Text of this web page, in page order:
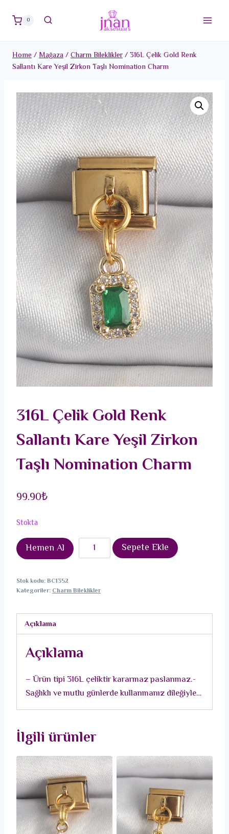
0
Home/Mağaza/Charm Bileklikler/316L Çelik Gold Renk
Sallantı Kare Yeşil Zirkon Taşlı Nomination Charm
316L Çelik Gold Renk
Sallantı Kare Yeşil Zirkon
Taşlı Nomination Charm
99.90₺
Stokta
Hemen Al
316L
Çelik
Renk
Kare
Taşlı
Charm
adet
Sepete Ekle
Stok kodu:BC1352
Kategoriler:Charm Bileklikler
Açıklama
Açıklama
– Ürün tipi 316L çeliktir kararmaz paslanmaz.-
Sağlıklı ve mutlu günlerde kullanmanız dileğiyle…
İlgili ürünler